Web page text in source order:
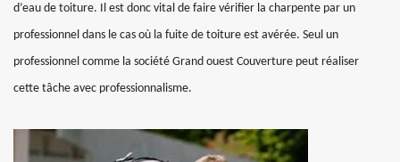
d’eau de toiture. Il est donc vital de faire vérifier la charpente par un
professionnel dans le cas où la fuite de toiture est avérée. Seul un
professionnel comme la société Grand ouest Couverture peut réaliser
cette tâche avec professionnalisme.